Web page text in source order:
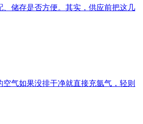
储存是否方便。其实，供应前把这几
气如果没排干净就直接充氩气，轻则